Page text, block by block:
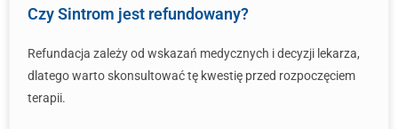
Czy Sintrom jest refundowany?
Refundacja zależy od wskazań medycznych i decyzji lekarza,
dlatego warto skonsultować tę kwestię przed rozpoczęciem
terapii.